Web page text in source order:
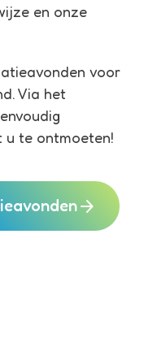
en onze
voor
Via het
u te ontmoeten!
arrow_forward